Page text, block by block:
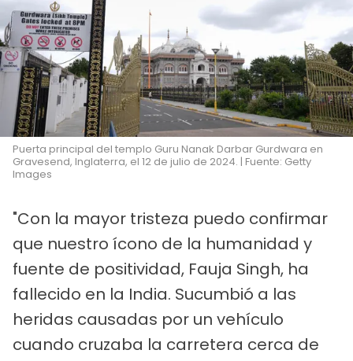
Puerta principal del templo Guru Nanak Darbar Gurdwara en
Gravesend, Inglaterra, el 12 de julio de 2024. | Fuente: Getty
Images
"Con la mayor tristeza puedo confirmar
que nuestro ícono de la humanidad y
fuente de positividad, Fauja Singh, ha
fallecido en la India. Sucumbió a las
heridas causadas por un vehículo
cuando cruzaba la carretera cerca de